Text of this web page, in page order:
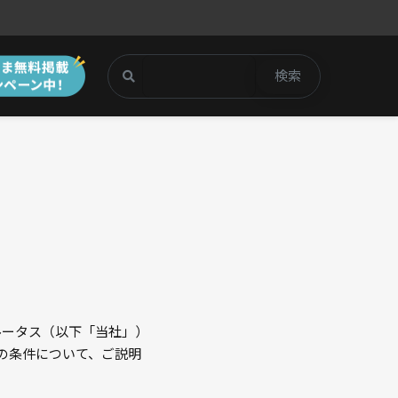
検索
タス（以下「当社」）
条件について、ご説明